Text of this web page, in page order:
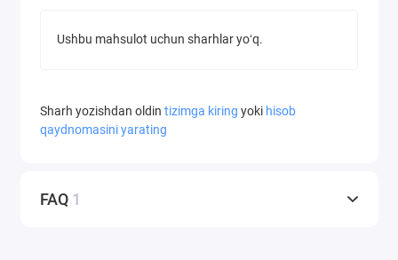
Ushbu mahsulot uchun sharhlar yoʻq.
Sharh yozishdan oldin tizimga kiring yoki hisob
qaydnomasini yarating
FAQ 1